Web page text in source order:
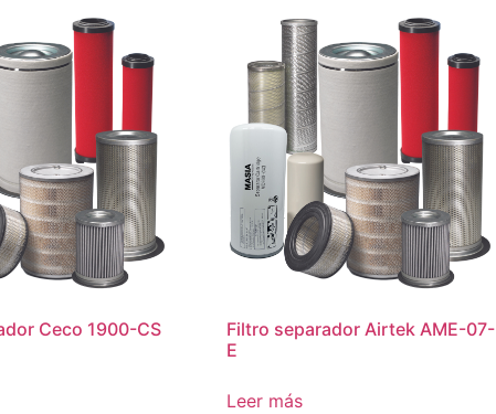
Ceco 1900-CS
Filtro separador Airtek AME-07-
E
Leer más